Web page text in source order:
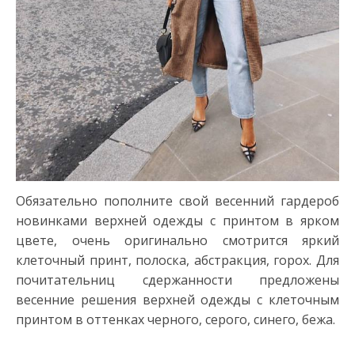
Обязательно пополните свой весенний гардероб
новинками верхней одежды с принтом в ярком
цвете, очень оригинально смотрится яркий
клеточный принт, полоска, абстракция, горох. Для
почитательниц сдержанности предложены
весенние решения верхней одежды с клеточным
принтом в оттенках черного, серого, синего, бежа.